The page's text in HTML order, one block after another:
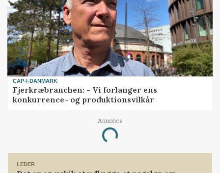
CAP-I-DANMARK
Fjerkræbranchen: - Vi forlanger ens
konkurrence- og produktionsvilkår
Annonce
Loading...
LEDER